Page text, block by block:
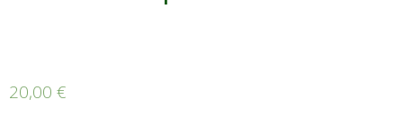
20,00 €